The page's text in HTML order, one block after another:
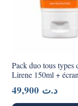
Pack duo tous types
Lirene 150ml +
د.ت